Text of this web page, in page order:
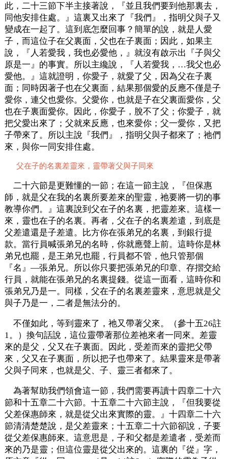
此，二十三節下半主接著說，『並且我們要到他那裏去，
同他安排住處。』這裏又出來了『我們』，指明父與子又
變成在一起了。這到底怎麼回事？簡單的說，就是人愛
子，而這位子在父裏面，父也在子裏面；因此，如果主
說，『人若愛我，我也必愛他，』就沒有啟示出『子與父
原是一』的事實。所以主纔說，『人若愛我，…我父也必
愛他。』這就證明，你愛子，就愛了父，因為父在子裏
面；同時因著子也在父裏面，結果那個愛的反應不僅是子
愛你，連父也愛你。父愛你，也就是子在父裏面愛你，父
也在子裏面愛你。因此，你愛子，脫不了父；你愛子，就
把父愛出來了；父就來反應，也來愛你；父一愛你，又把
子帶來了。所以主說『我們』，指明父與子都來了；祂們
來，與你一同安排住處。
父在子的名裏差靈來，靈帶著父與子同來
二十六節是更難懂的一節；在這一節主說，『但保惠
師，就是父在我的名裏所要差來的聖靈，祂要將一切的事
教導你們。』這裏說到父在子的名裏，把靈差來。這樣一
來，靈也在子的名裏。再者，父在子的名裏差遣，到底是
父差遣還是子差遣。比方你在張弟兄的名裏，到銀行提
款。當行員喊張弟兄的名時，你就應聲上前。這時你是林
弟兄也罷，是王弟兄也罷，行員都不管，他只管那個
『名』—張弟兄。所以你只要把張弟兄的印章、存摺交給
行員，就能在張弟兄的名裏提錢。從這一面看，這時你和
張弟兄乃是一。同樣，父在子的名裏差靈來，意思就是父
與子乃是一，二者是無法分的。
不僅如此，等到靈來了，祂又帶著父來。（參十五26註
1。）換句話說，這位靈帶著那位差祂來者一同來。差靈
來的是父，父又在子裏面。因此，受差而來的靈把父帶
來，父又在子裏面，所以把子也帶來了。結果靈來是帶著
父與子同來，也就是父、子、靈三者都來了。
為著幫助我們領會這一節，我們需要再讀十四章二十六
節和十五章二十六節。十五章二十六節主說，『但我要從
父差保惠師來，就是從父出來實際的靈。』十四章二十六
節清清楚楚說，是父差靈來；十五章二十六節卻說，子要
從父差保惠師來。這意思是，子和父都是差遣者，受差而
來的乃是靈；但這位靈是從父出來的。這裏的『從』字，